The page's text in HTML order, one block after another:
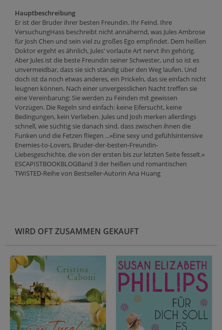
Hauptbeschreibung
Er ist der Bruder ihrer besten Freundin. Ihr Feind. Ihre
VersuchungHass beschreibt nicht annähernd, was Jules Ambrose
für Josh Chen und sein viel zu großes Ego empfindet. Dem heißen
Doktor ergeht es ähnlich, Jules' vorlaute Art nervt ihn gehörig.
Aber Jules ist die beste Freundin seiner Schwester, und so ist es
unvermeidbar, dass sie sich ständig über den Weg laufen. Und
doch ist da noch etwas anderes, ein Prickeln, das sie einfach nicht
leugnen können. Nach einer unvergesslichen Nacht treffen sie
eine Vereinbarung: Sie werden zu Feinden mit gewissen
Vorzügen. Die Regeln sind einfach: keine Eifersucht, keine
Bedingungen, kein Verlieben. Jules und Josh merken allerdings
schnell, wie süchtig sie danach sind, dass zwischen ihnen die
Funken und die Fetzen fliegen ...»Eine sexy und gefühlsintensive
Enemies-to-Lovers, Bruder-der-besten-Freundin-
Liebesgeschichte, die von der ersten bis zur letzten Seite fesselt.«
ESCAPISTBOOKBLOGBand 3 der heißen und romantischen
TWISTED-Reihe von Bestseller-Autorin Ana Huang
WIRD OFT ZUSAMMEN GEKAUFT